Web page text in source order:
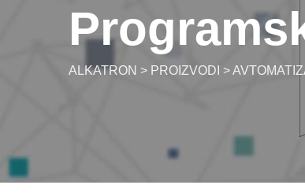
ALKATRON > PROIZVODI >